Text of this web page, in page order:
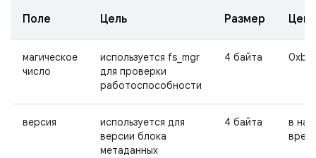
Поле Цель Размер
магическое
число
используется fs_mgr
для проверки
работоспособности
4 байта
версия
используется для
версии блока
метаданных
4 байта
в